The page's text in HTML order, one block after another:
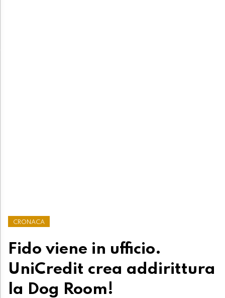
CRONACA
Fido viene in ufficio.
UniCredit crea addirittura
la Dog Room!